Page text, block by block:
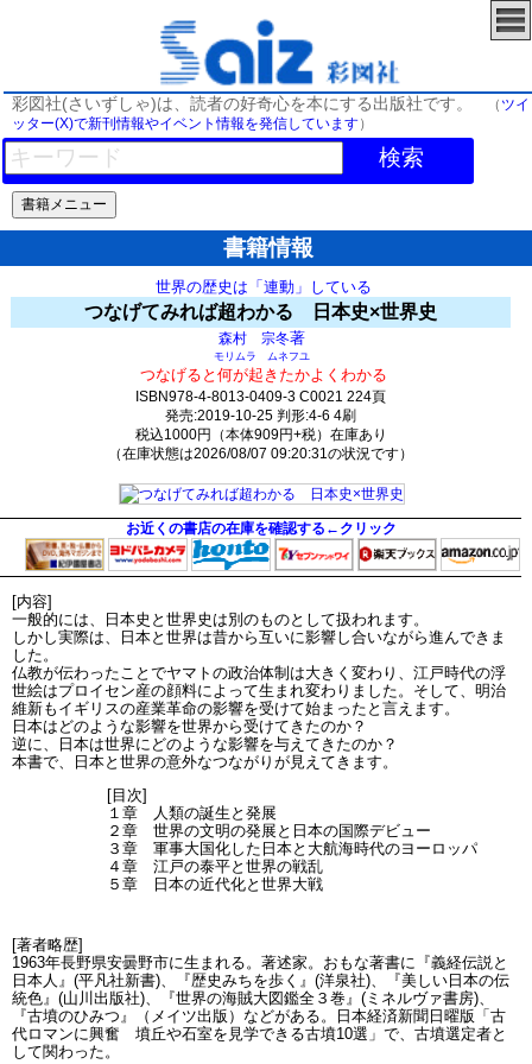
彩図社(さいずしゃ)は、読者の好奇心を本にする出版社です。 （ ツイ
ッター(X)で新刊情報やイベント情報を発信しています）
検索
書籍情報
世界の歴史は「連動」している
つなげてみれば超わかる 日本史×世界史
森村 宗冬著
モリムラ ムネフユ
つなげると何が起きたかよくわかる
ISBN978-4-8013-0409-3 C0021 224頁
発売:2019-10-25 判形:4-6 4刷
税込1000円（本体909円+税）在庫あり
（在庫状態は2026/08/07 09:20:31の状況です）
お近くの書店の在庫を確認する←クリック
[内容]
一般的には、日本史と世界史は別のものとして扱われます。
しかし実際は、日本と世界は昔から互いに影響し合いながら進んできま
した。
仏教が伝わったことでヤマトの政治体制は大きく変わり、江戸時代の浮
世絵はプロイセン産の顔料によって生まれ変わりました。そして、明治
維新もイギリスの産業革命の影響を受けて始まったと言えます。
日本はどのような影響を世界から受けてきたのか？
逆に、日本は世界にどのような影響を与えてきたのか？
本書で、日本と世界の意外なつながりが見えてきます。
[目次]
１章 人類の誕生と発展
２章 世界の文明の発展と日本の国際デビュー
３章 軍事大国化した日本と大航海時代のヨーロッパ
４章 江戸の泰平と世界の戦乱
５章 日本の近代化と世界大戦
[著者略歴]
1963年長野県安曇野市に生まれる。著述家。おもな著書に『義経伝説と
日本人』(平凡社新書)、『歴史みちを歩く』(洋泉社)、『美しい日本の伝
統色』(山川出版社)、『世界の海賊大図鑑全３巻』(ミネルヴァ書房)、
『古墳のひみつ』（メイツ出版）などがある。日本経済新聞日曜版「古
代ロマンに興奮 墳丘や石室を見学できる古墳10選」で、古墳選定者と
して関わった。